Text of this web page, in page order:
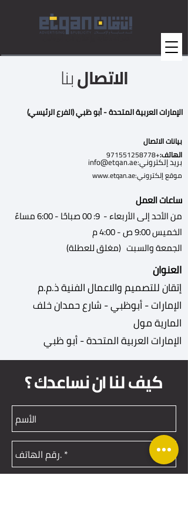
الاتصالبنا
الإمارات العربية المتحدة - أبو ظبي (الفرع الرئيسي)
بيانات الاتصال
الهاتف:+971551258778
بريد إلكتروني:info@etqan.ae
موقع إلكتروني:www.etqan.ae
ساعات العمل
من الأحد إلى الأربعاء - 9: 00 صباحًا - 6:00 مساءً
الخميس 9:00 ص - 4:00 م
الجمعة والسبت (مغلق للعطلة)
العنوان
إتقان للتصميم والاعمال الفنية ذ.م.م
الإمارات - أبوظبي - شارع حمدان خلف
المارية مول
الإمارات العربية المتحدة - أبو ظبي
كيف لنا ان نساعدك ؟